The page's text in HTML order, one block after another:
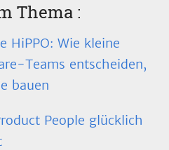
Thema :
HiPPO: Wie kleine
Teams entscheiden,
bauen
People glücklich